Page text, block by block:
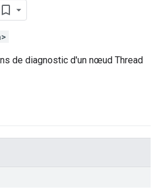
de diagnostic d'un nœud Thread